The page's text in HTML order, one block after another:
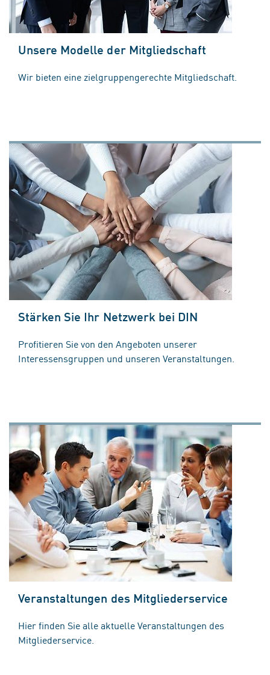
Unsere Modelle der Mitgliedschaft
Wir bieten eine zielgruppengerechte Mitgliedschaft.
Stärken Sie Ihr Netzwerk bei DIN
Profitieren Sie von den Angeboten unserer
Interessensgruppen und unseren Veranstaltungen.
Veranstaltungen des Mitgliederservice
Hier finden Sie alle aktuelle Veranstaltungen des
Mitgliederservice.